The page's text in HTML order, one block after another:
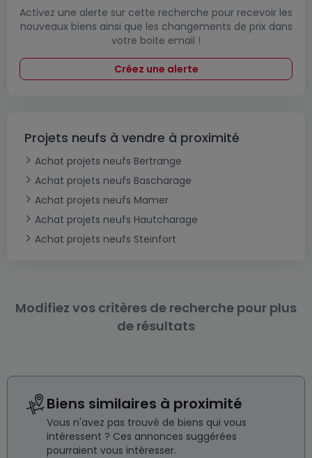
Activez une alerte sur cette recherche pour recevoir les
nouveaux biens ainsi que les changements de prix dans
votre boite email !
Créez une alerte
Projets neufs à vendre à proximité
Achat projets neufs Bertrange
Achat projets neufs Bascharage
Achat projets neufs Mamer
Achat projets neufs Hautcharage
Achat projets neufs Steinfort
Modifiez vos critères de recherche pour plus
de résultats
Biens similaires à proximité
Vous n'avez pas trouvé de biens qui vous
intéressent ? Ces annonces suggérées
pourraient vous intéresser.